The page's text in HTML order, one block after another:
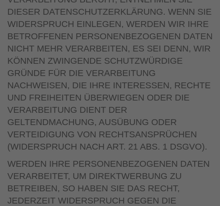
DIESER DATENSCHUTZERKLÄRUNG. WENN SIE
WIDERSPRUCH EINLEGEN, WERDEN WIR IHRE
BETROFFENEN PERSONENBEZOGENEN DATEN
NICHT MEHR VERARBEITEN, ES SEI DENN, WIR
KÖNNEN ZWINGENDE SCHUTZWÜRDIGE
GRÜNDE FÜR DIE VERARBEITUNG
NACHWEISEN, DIE IHRE INTERESSEN, RECHTE
UND FREIHEITEN ÜBERWIEGEN ODER DIE
VERARBEITUNG DIENT DER
GELTENDMACHUNG, AUSÜBUNG ODER
VERTEIDIGUNG VON RECHTSANSPRÜCHEN
(WIDERSPRUCH NACH ART. 21 ABS. 1 DSGVO).
WERDEN IHRE PERSONENBEZOGENEN DATEN
VERARBEITET, UM DIREKTWERBUNG ZU
BETREIBEN, SO HABEN SIE DAS RECHT,
JEDERZEIT WIDERSPRUCH GEGEN DIE